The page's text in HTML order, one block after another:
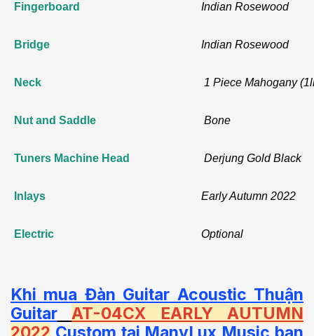
Fingerboard Indian Rosewood
Bridge Indian Rosewood
Neck 1 Piece Mahogany
Nut and Saddle Bone
Tuners Machine Head Derjung Gold Black
Inlays Early Autumn 2022
Electric Optional
Khi mua Đàn Guitar Acoustic Thuận
Guitar
AT-04CX EARLY AUTUMN